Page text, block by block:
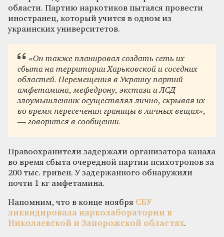
области. Партию наркотиков пытался провести
иностранец, который учится в одном из
украинских университетов.
«Он также планировал создать сеть их
сбыта на территории Харьковской и соседних
областей. Перемещения в Украину партий
амфетамина, мефедрону, экстази и ЛСД
злоумышленник осуществлял лично, скрывая их
во время пересечения границы в личных вещах»,
— говорится в сообщении.
Правоохранители задержали организатора канала
во время сбыта очередной партии психотропов за
200 тыс. гривен. У задержанного обнаружили
почти 1 кг амфетамина.
Напомним, что в конце ноября СБУ
ликвидировала нарколаборатории в
Николаевской и Запорожской областях.